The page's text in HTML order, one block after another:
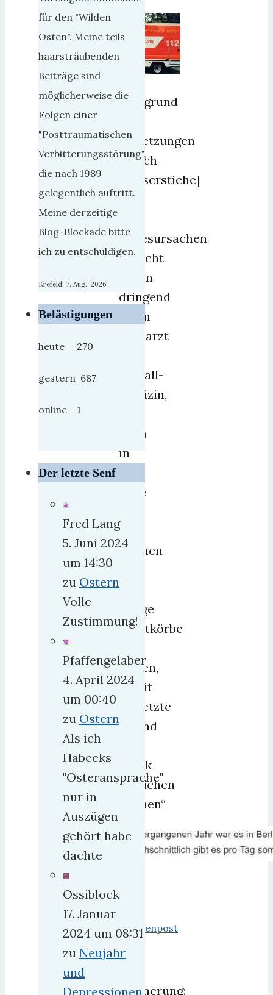
„Aufgrund
Verletzungen
[durch
Messerstiche]
und
Todesursachen
braucht
Berlin
dringend
einen
Facharzt
Notfall-
Medizin,
auch
in
Lage
bei
Stichen
die
Lunge
Brustkörbe
öffnen,
damit
Verletzte
lebend
Klinik
erreichen
können“
Morgenpost
Erinnerung:
für den "Wilden
Osten". Meine teils
haarsträubenden
Beiträge sind
möglicherweise die
Folgen einer
"Posttraumatischen
Verbitterungsstörung",
die nach 1989
gelegentlich auftritt.
Meine derzeitige
Blog-Blockade bitte
ich zu entschuldigen.
Krefeld, 7. Aug.. 2026
Belästigungen
heute 270
gestern 687
online 1
Der letzte Senf
Fred Lang
5. Juni 2024
um 14:30
zu Ostern
Volle
Zustimmung!
Pfaffengelaber
4. April 2024
um 00:40
zu Ostern
Als ich
Habecks
"Osteransprache"
nur in
Auszügen
gehört habe
dachte
Ossiblock
17. Januar
2024 um 08:31
zu Neujahr
und
Depressionen